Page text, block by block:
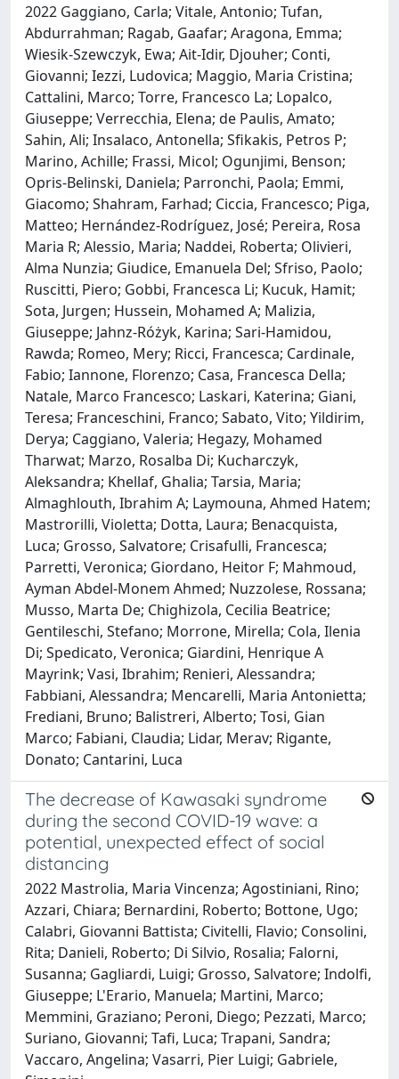
2022 Gaggiano, Carla; Vitale, Antonio; Tufan,
Abdurrahman; Ragab, Gaafar; Aragona, Emma;
Wiesik-Szewczyk, Ewa; Ait-Idir, Djouher; Conti,
Giovanni; Iezzi, Ludovica; Maggio, Maria Cristina;
Cattalini, Marco; Torre, Francesco La; Lopalco,
Giuseppe; Verrecchia, Elena; de Paulis, Amato;
Sahin, Ali; Insalaco, Antonella; Sfikakis, Petros P;
Marino, Achille; Frassi, Micol; Ogunjimi, Benson;
Opris-Belinski, Daniela; Parronchi, Paola; Emmi,
Giacomo; Shahram, Farhad; Ciccia, Francesco; Piga,
Matteo; Hernández-Rodríguez, José; Pereira, Rosa
Maria R; Alessio, Maria; Naddei, Roberta; Olivieri,
Alma Nunzia; Giudice, Emanuela Del; Sfriso, Paolo;
Ruscitti, Piero; Gobbi, Francesca Li; Kucuk, Hamit;
Sota, Jurgen; Hussein, Mohamed A; Malizia,
Giuseppe; Jahnz-Różyk, Karina; Sari-Hamidou,
Rawda; Romeo, Mery; Ricci, Francesca; Cardinale,
Fabio; Iannone, Florenzo; Casa, Francesca Della;
Natale, Marco Francesco; Laskari, Katerina; Giani,
Teresa; Franceschini, Franco; Sabato, Vito; Yildirim,
Derya; Caggiano, Valeria; Hegazy, Mohamed
Tharwat; Marzo, Rosalba Di; Kucharczyk,
Aleksandra; Khellaf, Ghalia; Tarsia, Maria;
Almaghlouth, Ibrahim A; Laymouna, Ahmed Hatem;
Mastrorilli, Violetta; Dotta, Laura; Benacquista,
Luca; Grosso, Salvatore; Crisafulli, Francesca;
Parretti, Veronica; Giordano, Heitor F; Mahmoud,
Ayman Abdel-Monem Ahmed; Nuzzolese, Rossana;
Musso, Marta De; Chighizola, Cecilia Beatrice;
Gentileschi, Stefano; Morrone, Mirella; Cola, Ilenia
Di; Spedicato, Veronica; Giardini, Henrique A
Mayrink; Vasi, Ibrahim; Renieri, Alessandra;
Fabbiani, Alessandra; Mencarelli, Maria Antonietta;
Frediani, Bruno; Balistreri, Alberto; Tosi, Gian
Marco; Fabiani, Claudia; Lidar, Merav; Rigante,
Donato; Cantarini, Luca
The decrease of Kawasaki syndrome
during the second COVID-19 wave: a
potential, unexpected effect of social
distancing
2022 Mastrolia, Maria Vincenza; Agostiniani, Rino;
Azzari, Chiara; Bernardini, Roberto; Bottone, Ugo;
Calabri, Giovanni Battista; Civitelli, Flavio; Consolini,
Rita; Danieli, Roberto; Di Silvio, Rosalia; Falorni,
Susanna; Gagliardi, Luigi; Grosso, Salvatore; Indolfi,
Giuseppe; L'Erario, Manuela; Martini, Marco;
Memmini, Graziano; Peroni, Diego; Pezzati, Marco;
Suriano, Giovanni; Tafi, Luca; Trapani, Sandra;
Vaccaro, Angelina; Vasarri, Pier Luigi; Gabriele,